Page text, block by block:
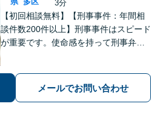
3分
【初回相談無料】【刑事事件：年間相
談件数200件以上】刑事事件はスピード
が重要です。使命感を持って刑事弁護
対応可能：通訳を介さず英語で直接サ
ポート】
メールでお問い合わせ